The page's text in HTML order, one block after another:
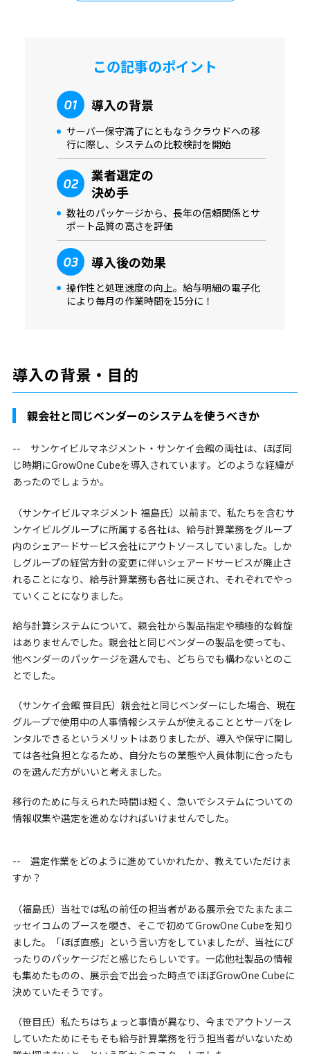
この記事のポイント
01 導入の背景
サーバー保守満了にともなうクラウドへの移
行に際し、システムの比較検討を開始
02
業者選定の
決め手
数社のパッケージから、長年の信頼関係とサ
ポート品質の高さを評価
03 導入後の効果
操作性と処理速度の向上。給与明細の電子化
により毎月の作業時間を15分に！
導入の背景・目的
親会社と同じベンダーのシステムを使うべきか
-- サンケイビルマネジメント・サンケイ会館の両社は、ほぼ同
じ時期にGrowOne Cubeを導入されています。どのような経緯が
あったのでしょうか。
（サンケイビルマネジメント 福島氏）以前まで、私たちを含むサ
ンケイビルグループに所属する各社は、給与計算業務をグループ
内のシェアードサービス会社にアウトソースしていました。しか
しグループの経営方針の変更に伴いシェアードサービスが廃止さ
れることになり、給与計算業務も各社に戻され、それぞれでやっ
ていくことになりました。
給与計算システムについて、親会社から製品指定や積極的な斡旋
はありませんでした。親会社と同じベンダーの製品を使っても、
他ベンダーのパッケージを選んでも、どちらでも構わないとのこ
とでした。
（サンケイ会館 笹目氏）親会社と同じベンダーにした場合、現在
グループで使用中の人事情報システムが使えることとサーバをレ
ンタルできるというメリットはありましたが、導入や保守に関し
ては各社負担となるため、自分たちの業態や人員体制に合ったも
のを選んだ方がいいと考えました。
移行のために与えられた時間は短く、急いでシステムについての
情報収集や選定を進めなければいけませんでした。
-- 選定作業をどのように進めていかれたか、教えていただけま
すか？
（福島氏）当社では私の前任の担当者がある展示会でたまたまニ
ッセイコムのブースを覗き、そこで初めてGrowOne Cubeを知り
ました。「ほぼ直感」という言い方をしていましたが、当社にぴ
ったりのパッケージだと感じたらしいです。一応他社製品の情報
も集めたものの、展示会で出会った時点でほぼGrowOne Cubeに
決めていたそうです。
（笹目氏）私たちはちょっと事情が異なり、今までアウトソース
していたためにそもそも給与計算業務を行う担当者がいないため